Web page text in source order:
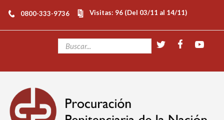
0800-333-9736 Visitas: 96 (Del 03/11 al 14/11)